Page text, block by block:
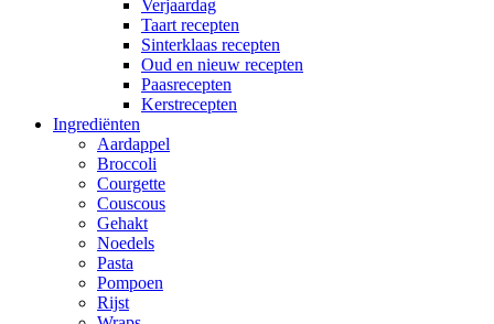
Verjaardag
Taart recepten
Sinterklaas recepten
Oud en nieuw recepten
Paasrecepten
Kerstrecepten
Ingrediënten
Aardappel
Broccoli
Courgette
Couscous
Gehakt
Noedels
Pasta
Pompoen
Rijst